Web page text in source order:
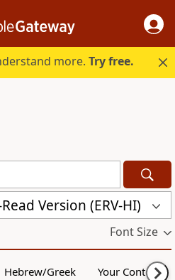
more.Try free.
Version (ERV-HI)
Font Size
Hebrew/Greek Your Content